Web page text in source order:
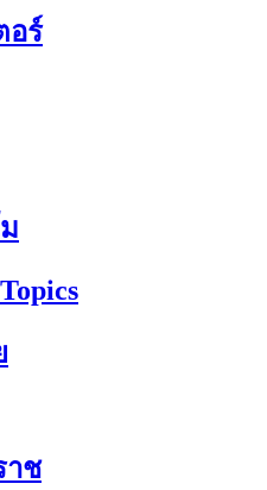
อร์
าช